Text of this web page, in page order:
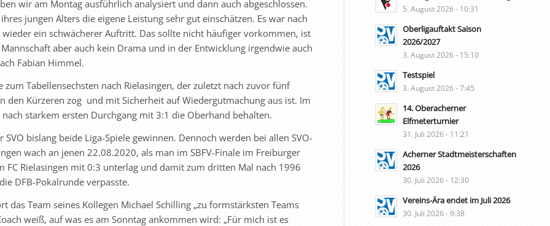
wir am Montag ausführlich analysiert und dann auch abgeschlossen.
jungen Alters die eigene Leistung sehr gut einschätzen. Es war nach
ein schwächerer Auftritt. Das sollte nicht häufiger vorkommen, ist
aber auch kein Drama und in der Entwicklung irgendwie auch
Fabian Himmel.
zum Tabellensechsten nach Rielasingen, der zuletzt nach zuvor fünf
den Kürzeren zog und mit Sicherheit auf Wiedergutmachung aus ist. Im
starkem ersten Durchgang mit 3:1 die Oberhand behalten.
SVO bislang beide Liga-Spiele gewinnen. Dennoch werden bei allen SVO-
wach an jenen 22.08.2020, als man im SBFV-Finale im Freiburger
FC Rielasingen mit 0:3 unterlag und damit zum dritten Mal nach 1996
DFB-Pokalrunde verpasste.
das Team seines Kollegen Michael Schilling „zu formstärksten Teams
weiß, auf was es am Sonntag ankommen wird: „Für mich ist es
5. August 2026 - 10:31
Oberligauftakt Saison
2026/2027
3. August 2026 - 15:10
Testspiel
3. August 2026 - 7:45
14. Oberacherner
Elfmeterturnier
31. Juli 2026 - 11:21
Acherner Stadtmeisterschaften
2026
30. Juli 2026 - 12:30
Vereins-Ära endet im Juli 2026
30. Juli 2026 - 9:38